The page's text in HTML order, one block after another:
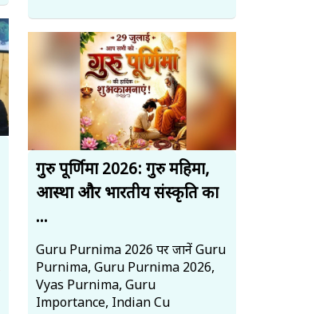
गुरु पूर्णिमा 2026: गुरु महिमा,
आस्था और भारतीय संस्कृति का
...
Guru Purnima 2026 पर जानें Guru
Purnima, Guru Purnima 2026,
Vyas Purnima, Guru
Importance, Indian Cu